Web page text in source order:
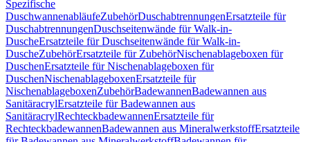
Spezifische
DuschwannenabläufeZubehörDuschabtrennungenErsatzteile für
DuschabtrennungenDuschseitenwände für Walk-in-
DuscheErsatzteile für Duschseitenwände für Walk-in-
DuscheZubehörErsatzteile für ZubehörNischenablageboxen für
DuschenErsatzteile für Nischenablageboxen für
DuschenNischenablageboxenErsatzteile für
NischenablageboxenZubehörBadewannenBadewannen aus
SanitäracrylErsatzteile für Badewannen aus
SanitäracrylRechteckbadewannenErsatzteile für
RechteckbadewannenBadewannen aus MineralwerkstoffErsatzteile